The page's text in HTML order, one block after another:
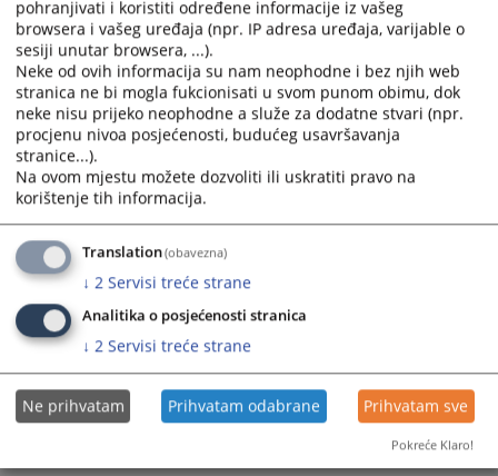
Tekst pravilnika možete preuzetiOVDJE.
Prikazana vijest je na: Hrvatski jezik
Vijest dostupna još na: Bosanski jezik Српски језик
227PREGLEDA
pohranjivati i koristiti određene informacije iz vašeg
browsera i vašeg uređaja (npr. IP adresa uređaja, varijable o
sesiji unutar browsera, ...).
Neke od ovih informacija su nam neophodne i bez njih web
stranica ne bi mogla fukcionisati u svom punom obimu, dok
neke nisu prijeko neophodne a služe za dodatne stvari (npr.
procjenu nivoa posjećenosti, budućeg usavršavanja
stranice...).
Na ovom mjestu možete dozvoliti ili uskratiti pravo na
korištenje tih informacija.
Translation(obavezna)
↓ 2 Servisi treće strane
Analitika o posjećenosti stranica
↓ 2 Servisi treće strane
Ne prihvatam Prihvatam odabrane Prihvatam sve
Pokreće Klaro!